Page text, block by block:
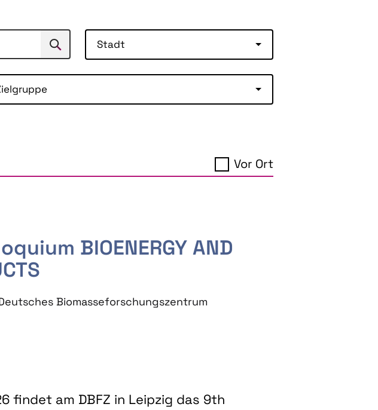
Suchen Stadt
Vor Ort
BIOENERGY AND
Deutsches Biomasseforschungszentrum
findet am DBFZ in Leipzig das 9th